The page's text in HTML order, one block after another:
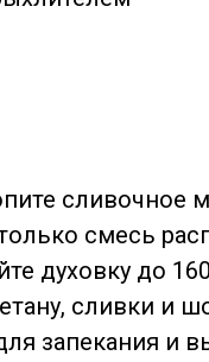
сливочное
смесь
духовку до
сливки и
запекания и